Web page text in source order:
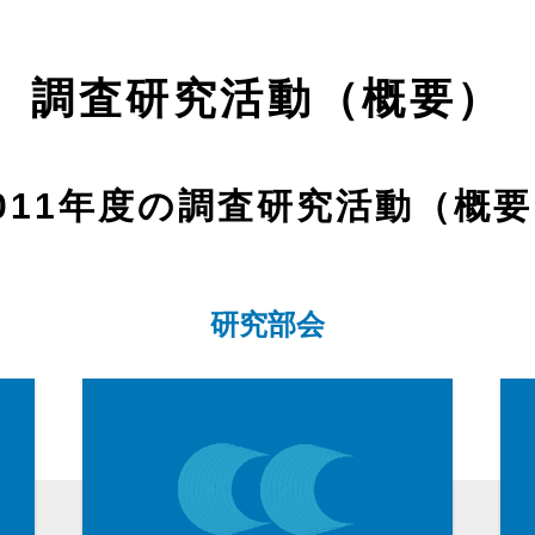
調査研究活動（概要）
年度の調査研究活動（概
研究部会